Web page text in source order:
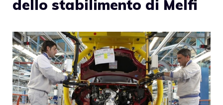
dello stabilimento di Melfi